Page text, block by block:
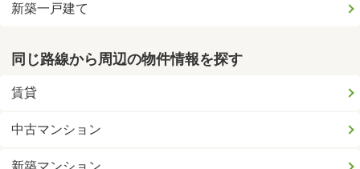
新築一戸建て
同じ路線から周辺の物件情報を探す
賃貸
中古マンション